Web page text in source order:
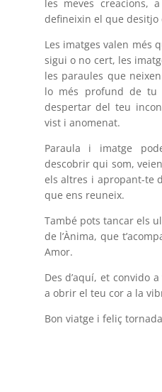
les meves creacions,
defineixin el que desitjo
Les imatges valen més
sigui o no cert, les
les paraules que
lo més profund de tu
despertar del teu
vist i anomenat.
Paraula i imatge
descobrir qui som,
els altres i apropant-te
que ens reuneix.
També pots tancar els
de l’Ànima, que
Amor.
Des d’aquí, et convido
a obrir el teu cor a la
Bon viatge i feliç